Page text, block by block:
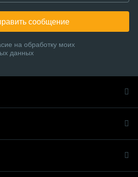
сообщение
на обработку моих
данных